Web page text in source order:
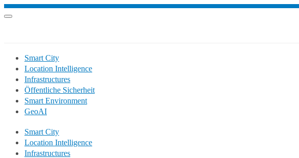
Smart City
Location Intelligence
Infrastructures
Öffentliche Sicherheit
Smart Environment
GeoAI
Smart City
Location Intelligence
Infrastructures